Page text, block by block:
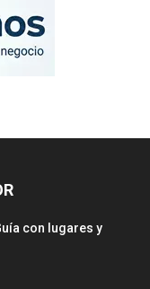
con lugares y